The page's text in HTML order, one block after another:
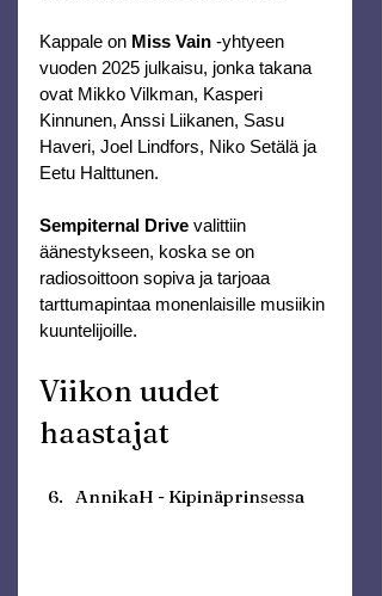
Kappale on Miss Vain -yhtyeen
vuoden 2025 julkaisu, jonka takana
ovat Mikko Vilkman, Kasperi
Kinnunen, Anssi Liikanen, Sasu
Haveri, Joel Lindfors, Niko Setälä ja
Eetu Halttunen.
Sempiternal Drive valittiin
äänestykseen, koska se on
radiosoittoon sopiva ja tarjoaa
tarttumapintaa monenlaisille musiikin
kuuntelijoille.
Viikon uudet
haastajat
AnnikaH - Kipinäprinsessa